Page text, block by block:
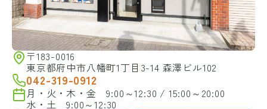
〒183-0016
東京都府中市八幡町1丁目3-14 森澤ビル102
042-319-0912
月・火・木・金 9:00～12:30 / 15:00～20:00
水・土 9:00～12:30